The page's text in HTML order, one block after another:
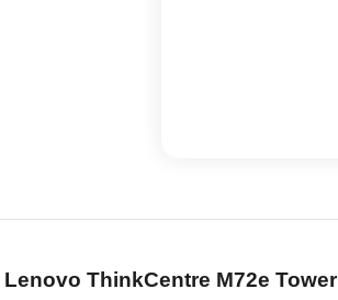
Lenovo ThinkCentre M72e Tower